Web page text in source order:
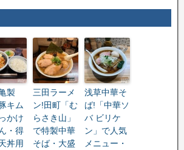
製
キム
かけ
・得
丼用
三田ラーメ
ン!田町「む
らさき山」
で特製中華
そば・大盛
浅草中華そ
ば!「中華ソ
バ ビリケ
ン」で人気
メニュー・